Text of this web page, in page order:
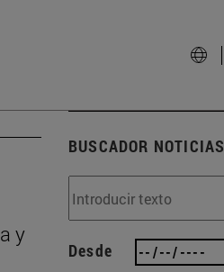
y
BUSCADOR NOTICIAS
Desde